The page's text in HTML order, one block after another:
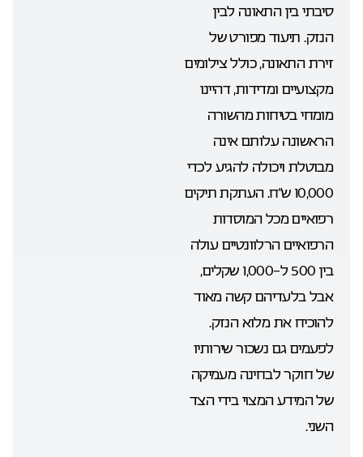
סיבתי בין התאונה לבין
הנזק. תיעוד מפורט של
זירת התאונה, כולל צילומים
מקצועיים ומדידות, דהיינו
מומחי בטיחות מהשורה
הראשונה עלותם אינה
מבוטלת ויכולה להגיע לכדי
10,000 ש”ח. העתקת תיקים
רפואיים מכל המוסדות
הרפואיים הרלוונטיים עולה
בין 500 ל-1,000 שקלים,
אבל בלעדיהם קשה מאוד
להוכיח את מלוא הנזק.
לפעמים גם נשכור שירותיו
של חוקר לבחינה מעמיקה
של המידע המצוי בידי הצד
השני.